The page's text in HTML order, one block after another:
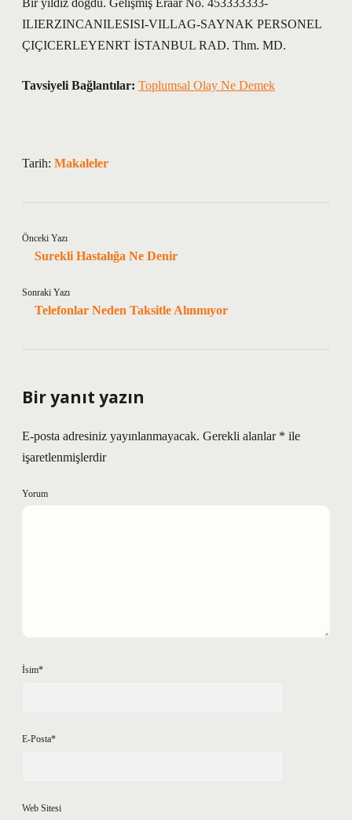
Bir yıldız doğdu. Gelişmiş Eraar No. 453333333-
ILIERZINCANILESISI-VILLAG-SAYNAK PERSONEL
ÇIÇICERLEYENRT İSTANBUL RAD. Thm. MD.
Tavsiyeli Bağlantılar: Toplumsal Olay Ne Demek
Tarih: Makaleler
Önceki Yazı
Surekli Hastalığa Ne Denir
Sonraki Yazı
Telefonlar Neden Taksitle Alınmıyor
Bir yanıt yazın
E-posta adresiniz yayınlanmayacak. Gerekli alanlar * ile
işaretlenmişlerdir
Yorum
İsim*
E-Posta*
Web Sitesi